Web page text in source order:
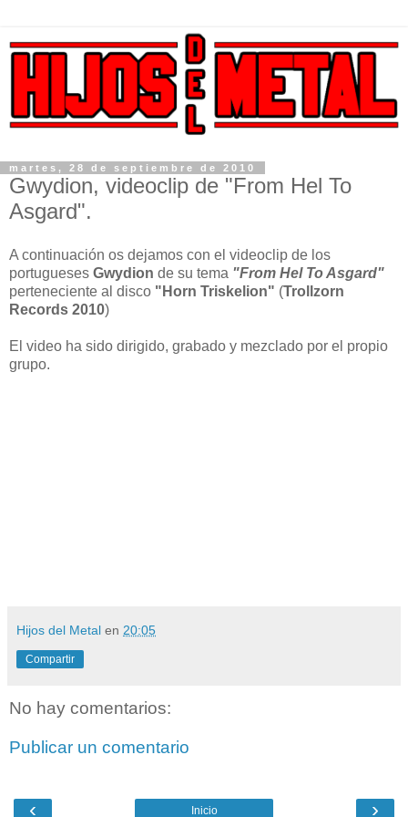
martes, 28 de septiembre de 2010
Gwydion, videoclip de "From Hel To
Asgard".
A continuación os dejamos con el videoclip de los
portugueses Gwydion de su tema "From Hel To Asgard"
perteneciente al disco "Horn Triskelion" (Trollzorn
Records 2010)
El video ha sido dirigido, grabado y mezclado por el propio
grupo.
Hijos del Metal en 20:05
Compartir
No hay comentarios:
Publicar un comentario
‹ ›
Inicio